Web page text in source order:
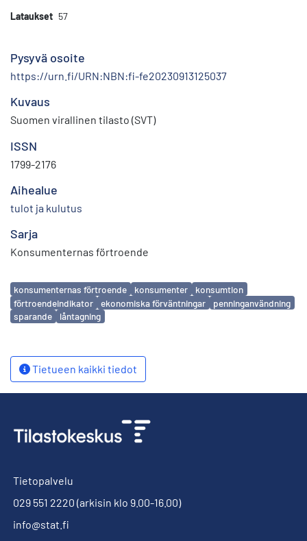
Lataukset 57
Pysyvä osoite
https://urn.fi/URN:NBN:fi-fe20230913125037
Kuvaus
Suomen virallinen tilasto (SVT)
ISSN
1799-2176
Aihealue
tulot ja kulutus
Sarja
Konsumenternas förtroende
Avainsanat
konsumenternas förtroende konsumenter
konsumtion
förtroendeindikator
ekonomiska förväntningar
penninganvändning
sparande
låntagning
Tietueen kaikki tiedot
Tietopalvelu
029 551 2220 (arkisin klo 9.00-16.00)
info@stat.fi